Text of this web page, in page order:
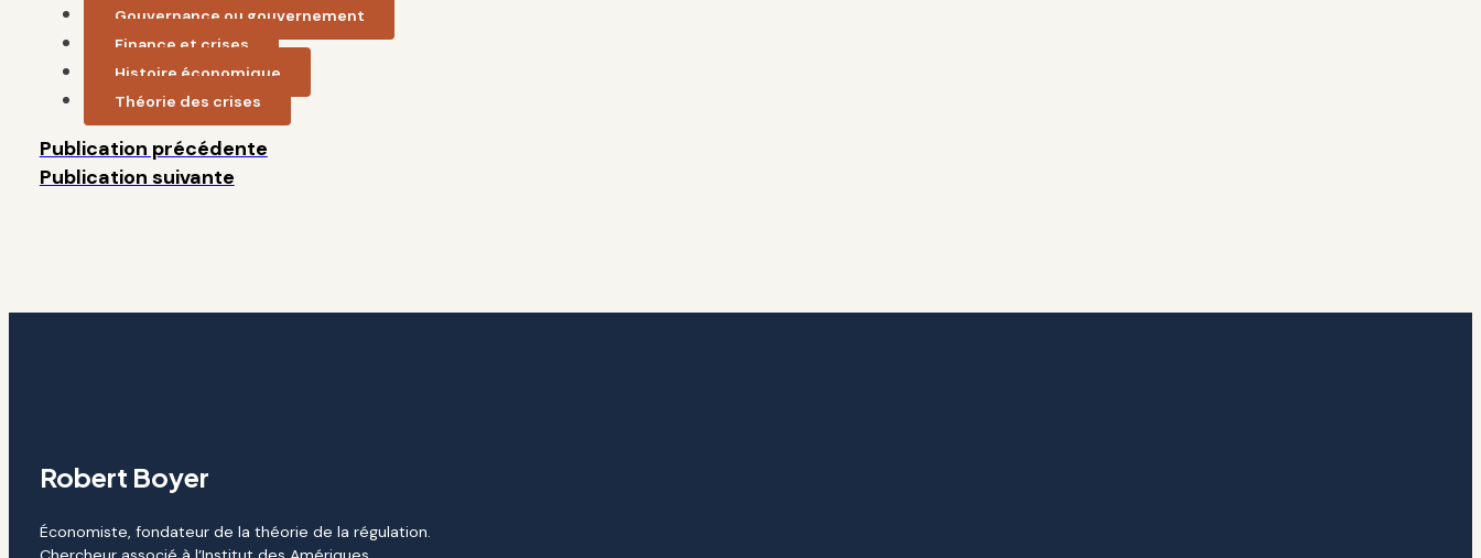
Gouvernance ou gouvernement
Finance et crises
Histoire économique
Théorie des crises
Publication précédente
Publication suivante
Robert Boyer
Économiste, fondateur de la théorie de la régulation.